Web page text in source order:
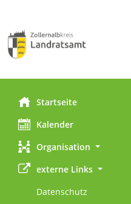
Startseite
Kalender
Organisation
externe Links
Datenschutz